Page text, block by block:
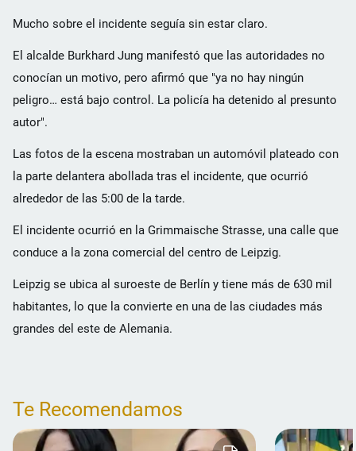
Mucho sobre el incidente seguía sin estar claro.
El alcalde Burkhard Jung manifestó que las autoridades no
conocían un motivo, pero afirmó que "ya no hay ningún
peligro… está bajo control. La policía ha detenido al presunto
autor".
Las fotos de la escena mostraban un automóvil plateado con
la parte delantera abollada tras el incidente, que ocurrió
alrededor de las 5:00 de la tarde.
El incidente ocurrió en la Grimmaische Strasse, una calle que
conduce a la zona comercial del centro de Leipzig.
Leipzig se ubica al suroeste de Berlín y tiene más de 630 mil
habitantes, lo que la convierte en una de las ciudades más
grandes del este de Alemania.
Te Recomendamos